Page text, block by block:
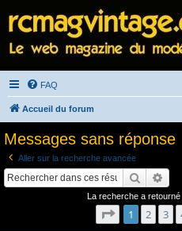
FAQ
Accueil du forum
Messages sans réponse
Aller sur la recherche avancée
La recherche a
Page sur20
1 2 3